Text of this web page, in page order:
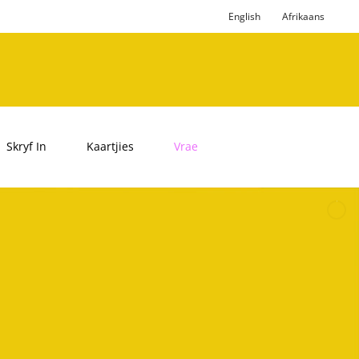
English Afrikaans
Skryf In Kaartjies Vrae